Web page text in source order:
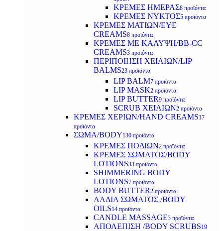
ΚΡΕΜΕΣ ΗΜΕΡΑΣ8 προϊόντα
ΚΡΕΜΕΣ ΝΥΚΤΟΣ5 προϊόντα
ΚΡΕΜΕΣ ΜΑΤΙΩΝ/EYE
CREAMS8 προϊόντα
ΚΡΕΜΕΣ ΜΕ ΚΑΛΥΨΗ/BB-CC
CREAMS3 προϊόντα
ΠΕΡΙΠΟΙΗΣΗ ΧΕΙΛΙΩΝ/LIP
BALMS23 προϊόντα
LIP BALM7 προϊόντα
LIP MASK2 προϊόντα
LIP BUTTER9 προϊόντα
SCRUB ΧΕΙΛΙΩΝ2 προϊόντα
ΚΡΕΜΕΣ ΧΕΡΙΩΝ/HAND CREAMS17
προϊόντα
ΣΩΜΑ/BODY130 προϊόντα
ΚΡΕΜΕΣ ΠΟΔΙΩΝ2 προϊόντα
ΚΡΕΜΕΣ ΣΩΜΑΤΟΣ/BODY
LOTIONS33 προϊόντα
SHIMMERING BODY
LOTIONS7 προϊόντα
BODY BUTTER2 προϊόντα
ΛΑΔΙΑ ΣΩΜΑΤΟΣ /BODY
OILS14 προϊόντα
CANDLE MASSAGE3 προϊόντα
ΑΠΟΛΕΠΙΣΗ /BODY SCRUBS19